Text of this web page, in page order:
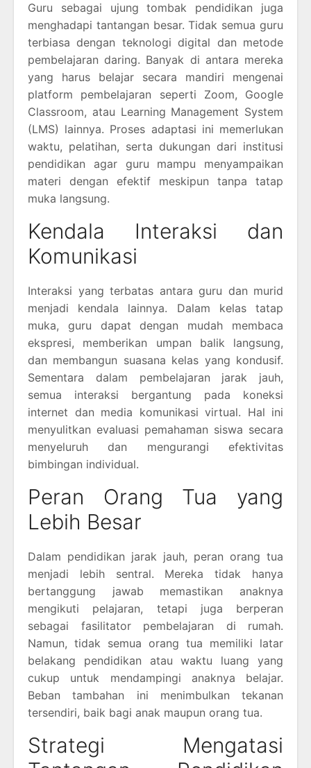
Guru sebagai ujung tombak pendidikan juga
menghadapi tantangan besar. Tidak semua guru
terbiasa dengan teknologi digital dan metode
pembelajaran daring. Banyak di antara mereka
yang harus belajar secara mandiri mengenai
platform pembelajaran seperti Zoom, Google
Classroom, atau Learning Management System
(LMS) lainnya. Proses adaptasi ini memerlukan
waktu, pelatihan, serta dukungan dari institusi
pendidikan agar guru mampu menyampaikan
materi dengan efektif meskipun tanpa tatap
muka langsung.
Kendala Interaksi dan
Komunikasi
Interaksi yang terbatas antara guru dan murid
menjadi kendala lainnya. Dalam kelas tatap
muka, guru dapat dengan mudah membaca
ekspresi, memberikan umpan balik langsung,
dan membangun suasana kelas yang kondusif.
Sementara dalam pembelajaran jarak jauh,
semua interaksi bergantung pada koneksi
internet dan media komunikasi virtual. Hal ini
menyulitkan evaluasi pemahaman siswa secara
menyeluruh dan mengurangi efektivitas
bimbingan individual.
Peran Orang Tua yang
Lebih Besar
Dalam pendidikan jarak jauh, peran orang tua
menjadi lebih sentral. Mereka tidak hanya
bertanggung jawab memastikan anaknya
mengikuti pelajaran, tetapi juga berperan
sebagai fasilitator pembelajaran di rumah.
Namun, tidak semua orang tua memiliki latar
belakang pendidikan atau waktu luang yang
cukup untuk mendampingi anaknya belajar.
Beban tambahan ini menimbulkan tekanan
tersendiri, baik bagi anak maupun orang tua.
Strategi Mengatasi